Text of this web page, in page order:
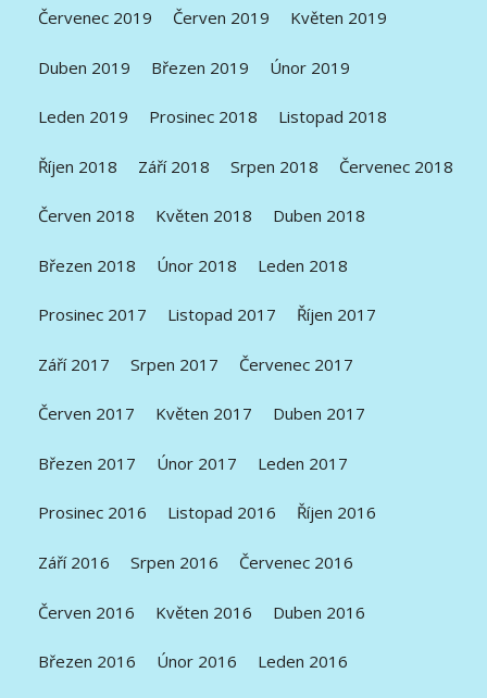
Červenec 2019 Červen 2019 Květen 2019
Duben 2019 Březen 2019 Únor 2019
Leden 2019 Prosinec 2018 Listopad 2018
Říjen 2018 Září 2018 Srpen 2018 Červenec 2018
Červen 2018 Květen 2018 Duben 2018
Březen 2018 Únor 2018 Leden 2018
Prosinec 2017 Listopad 2017 Říjen 2017
Září 2017 Srpen 2017 Červenec 2017
Červen 2017 Květen 2017 Duben 2017
Březen 2017 Únor 2017 Leden 2017
Prosinec 2016 Listopad 2016 Říjen 2016
Září 2016 Srpen 2016 Červenec 2016
Červen 2016 Květen 2016 Duben 2016
Březen 2016 Únor 2016 Leden 2016